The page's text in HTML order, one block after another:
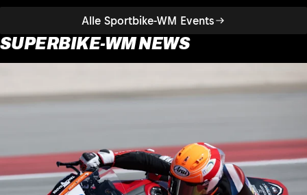
Alle Sportbike-WM Events
SUPERBIKE-WM NEWS